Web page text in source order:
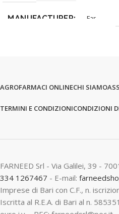
MANUFACTURER Far
AGROFARMACI ONLINECHI SIAMO
TERMINI E CONDIZIONICONDIZIONI
FARNEED Srl - Via Galilei, 39 -
334 1267467 - E-mail:
Imprese di Bari con C.F., n.
Iscritta al R.E.A. di Bari al n.